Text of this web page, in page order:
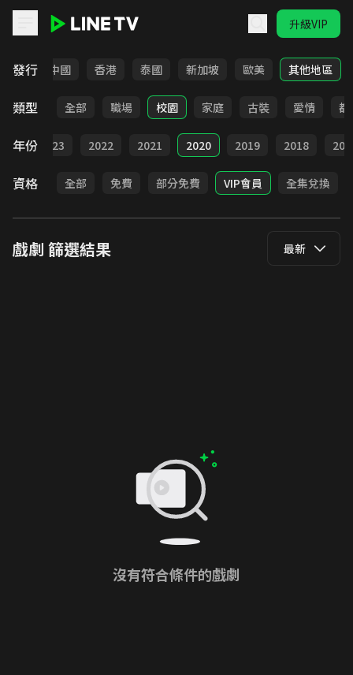
升級VIP
發行
韓國 中國 香港 泰國 新加坡 歐美 其他地區
類型 全部 職場 校園 家庭 古裝 愛情 都
年份 2023 2022 2021 2020 2019 2018
資格 全部 免費 部分免費 VIP會員 全集兌換
戲劇 篩選結果 最新
沒有符合條件的戲劇